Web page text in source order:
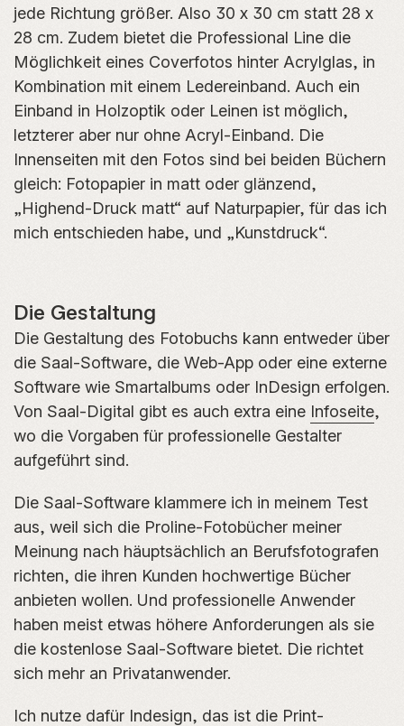
jede Richtung größer. Also 30 x 30 cm statt 28 x
28 cm. Zudem bietet die Professional Line die
Möglichkeit eines Coverfotos hinter Acrylglas, in
Kombination mit einem Ledereinband. Auch ein
Einband in Holzoptik oder Leinen ist möglich,
letzterer aber nur ohne Acryl-Einband. Die
Innenseiten mit den Fotos sind bei beiden Büchern
gleich: Fotopapier in matt oder glänzend,
„Highend-Druck matt“ auf Naturpapier, für das ich
mich entschieden habe, und „Kunstdruck“.
Die Gestaltung
Die Gestaltung des Fotobuchs kann entweder über
die Saal-Software, die Web-App oder eine externe
Software wie Smartalbums oder InDesign erfolgen.
Von Saal-Digital gibt es auch extra eine Infoseite,
wo die Vorgaben für professionelle Gestalter
aufgeführt sind.
Die Saal-Software klammere ich in meinem Test
aus, weil sich die Proline-Fotobücher meiner
Meinung nach häuptsächlich an Berufsfotografen
richten, die ihren Kunden hochwertige Bücher
anbieten wollen. Und professionelle Anwender
haben meist etwas höhere Anforderungen als sie
die kostenlose Saal-Software bietet. Die richtet
sich mehr an Privatanwender.
Ich nutze dafür Indesign, das ist die Print-